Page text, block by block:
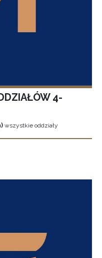
4-
wszystkie oddziały